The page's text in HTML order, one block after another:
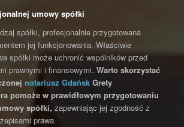
umowy spółki
spółki, profesjonalnie przygotowana
jej funkcjonowania. Właściwie
spółki może uchronić wspólników przed
prawnymi i finansowymi.Warto skorzystać
notariusz Gdańsk Grety
pomoże w prawidłowym przygotowaniu
spółki, zapewniając jej zgodność z
prawa.